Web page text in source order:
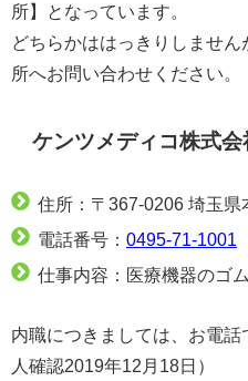
所】となっています。
どちらかははっきりしませ
所へお問い合わせください。
ケンツメディコ株式会
住所：〒367-0206 埼玉県
電話番号： 0495-71-1001
仕事内容：医療機器のゴ
内職につきましては、お電
人確認2019年12月18日）